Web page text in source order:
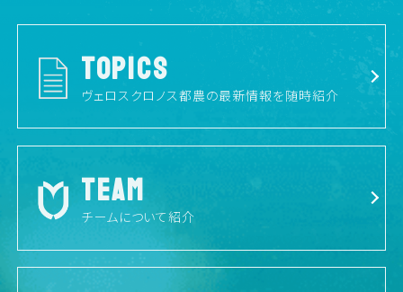
TOPICS
ヴェロスクロノス都農の最新情報を随時紹介
TEAM
チームについて紹介